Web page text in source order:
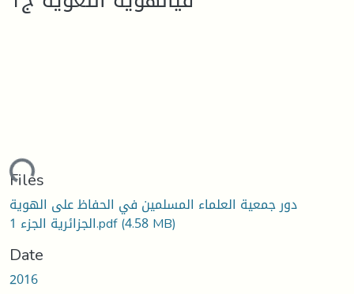
Loading...
Files
دور جمعية العلماء المسلمين في الحفاظ على الهوية
الجزائرية الجزء 1.pdf(4.58 MB)
Date
2016